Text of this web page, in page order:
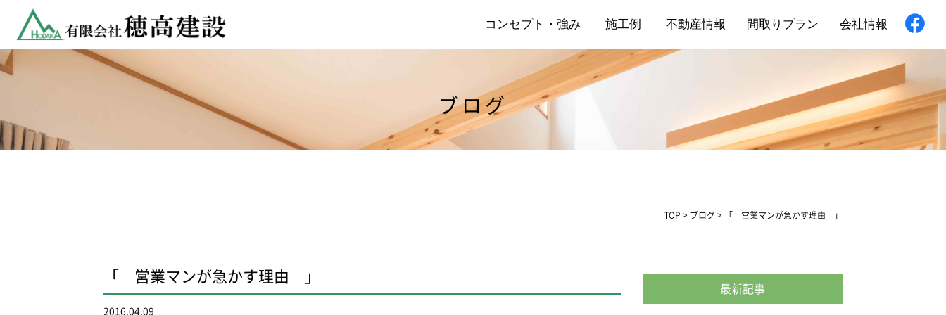
コンセプト・強み 施工例
新築住宅
不動産情報 間取りプラン 会社情報
ブログ
TOP > ブログ > 「 営業マンが急かす理由 」
「 営業マンが急かす理由 」
2016.04.09
最新記事